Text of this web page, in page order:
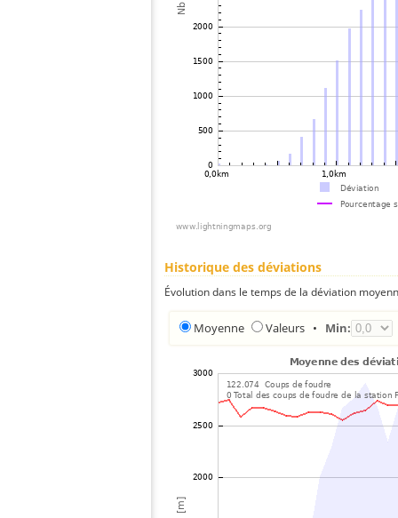
Historique des déviations
Évolution dans le temps de la déviation
Moyenne Valeurs • Min: